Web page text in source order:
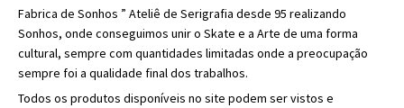
Fabrica de Sonhos ” Ateliê de Serigrafia desde 95 realizando
Sonhos, onde conseguimos unir o Skate e a Arte de uma forma
cultural, sempre com quantidades limitadas onde a preocupação
sempre foi a qualidade final dos trabalhos.
Todos os produtos disponíveis no site podem ser vistos e